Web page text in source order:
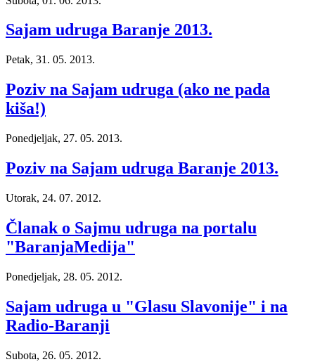
Sajam udruga Baranje 2013.
Petak, 31. 05. 2013.
Poziv na Sajam udruga (ako ne pada
kiša!)
Ponedjeljak, 27. 05. 2013.
Poziv na Sajam udruga Baranje 2013.
Utorak, 24. 07. 2012.
Članak o Sajmu udruga na portalu
"BaranjaMedija"
Ponedjeljak, 28. 05. 2012.
Sajam udruga u "Glasu Slavonije" i na
Radio-Baranji
Subota, 26. 05. 2012.